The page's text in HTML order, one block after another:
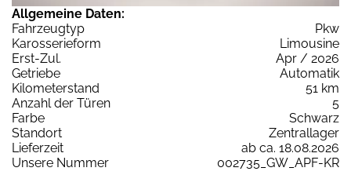
Allgemeine Daten:
Fahrzeugtyp
Pkw
Karosserieform
Limousine
Erst-Zul.
Apr / 2026
Getriebe
Automatik
Kilometerstand
51 km
Anzahl der Türen
5
Farbe
Schwarz
Standort
Zentrallager
Lieferzeit
ab ca. 18.08.2026
Unsere Nummer
002735_GW_APF-KR